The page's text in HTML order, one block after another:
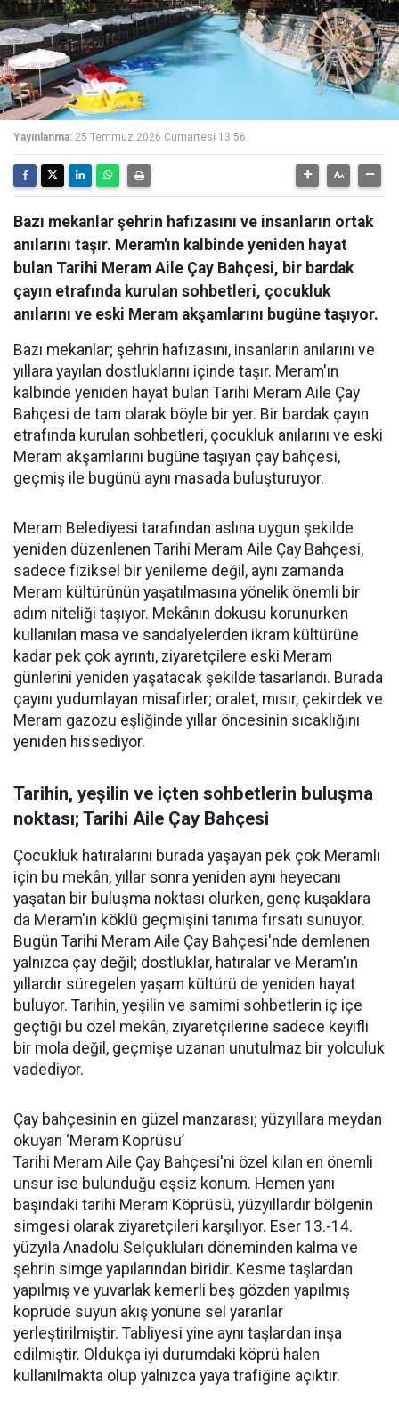
Yayınlanma: 25 Temmuz 2026 Cumartesi 13:56
Bazı mekanlar şehrin hafızasını ve insanların ortak
anılarını taşır. Meram'ın kalbinde yeniden hayat
bulan Tarihi Meram Aile Çay Bahçesi, bir bardak
çayın etrafında kurulan sohbetleri, çocukluk
anılarını ve eski Meram akşamlarını bugüne taşıyor.
Bazı mekanlar; şehrin hafızasını, insanların anılarını ve
yıllara yayılan dostluklarını içinde taşır. Meram'ın
kalbinde yeniden hayat bulan Tarihi Meram Aile Çay
Bahçesi de tam olarak böyle bir yer. Bir bardak çayın
etrafında kurulan sohbetleri, çocukluk anılarını ve eski
Meram akşamlarını bugüne taşıyan çay bahçesi,
geçmiş ile bugünü aynı masada buluşturuyor.
Meram Belediyesi tarafından aslına uygun şekilde
yeniden düzenlenen Tarihi Meram Aile Çay Bahçesi,
sadece fiziksel bir yenileme değil, aynı zamanda
Meram kültürünün yaşatılmasına yönelik önemli bir
adım niteliği taşıyor. Mekânın dokusu korunurken
kullanılan masa ve sandalyelerden ikram kültürüne
kadar pek çok ayrıntı, ziyaretçilere eski Meram
günlerini yeniden yaşatacak şekilde tasarlandı. Burada
çayını yudumlayan misafirler; oralet, mısır, çekirdek ve
Meram gazozu eşliğinde yıllar öncesinin sıcaklığını
yeniden hissediyor.
Tarihin, yeşilin ve içten sohbetlerin buluşma
noktası; Tarihi Aile Çay Bahçesi
Çocukluk hatıralarını burada yaşayan pek çok Meramlı
için bu mekân, yıllar sonra yeniden aynı heyecanı
yaşatan bir buluşma noktası olurken, genç kuşaklara
da Meram'ın köklü geçmişini tanıma fırsatı sunuyor.
Bugün Tarihi Meram Aile Çay Bahçesi'nde demlenen
yalnızca çay değil; dostluklar, hatıralar ve Meram'ın
yıllardır süregelen yaşam kültürü de yeniden hayat
buluyor. Tarihin, yeşilin ve samimi sohbetlerin iç içe
geçtiği bu özel mekân, ziyaretçilerine sadece keyifli
bir mola değil, geçmişe uzanan unutulmaz bir yolculuk
vadediyor.
Çay bahçesinin en güzel manzarası; yüzyıllara meydan
okuyan ‘Meram Köprüsü’
Tarihi Meram Aile Çay Bahçesi'ni özel kılan en önemli
unsur ise bulunduğu eşsiz konum. Hemen yanı
başındaki tarihi Meram Köprüsü, yüzyıllardır bölgenin
simgesi olarak ziyaretçileri karşılıyor. Eser 13.-14.
yüzyıla Anadolu Selçukluları döneminden kalma ve
şehrin simge yapılarından biridir. Kesme taşlardan
yapılmış ve yuvarlak kemerli beş gözden yapılmış
köprüde suyun akış yönüne sel yaranlar
yerleştirilmiştir. Tabliyesi yine aynı taşlardan inşa
edilmiştir. Oldukça iyi durumdaki köprü halen
kullanılmakta olup yalnızca yaya trafiğine açıktır.